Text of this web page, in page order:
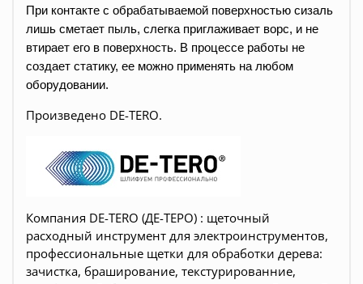
При контакте с обрабатываемой поверхностью сизаль
лишь сметает пыль, слегка приглаживает ворс, и не
втирает его в поверхность. В процессе работы не
создает статику, ее можно применять на любом
оборудовании.
Произведено DE-TERO.
Компания DE-TERO (ДЕ-ТЕРО) : щеточный
расходный инструмент для электроинструментов,
профессиональные щетки для обработки дерева:
зачистка, браширование, текстурированние,